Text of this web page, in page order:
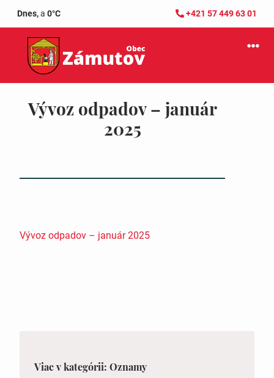
Dnes,a 0°C +421 57 449 63 01
Vývoz odpadov – január
2025
Vývoz odpadov – január 2025
Viac v kategórii: Oznamy